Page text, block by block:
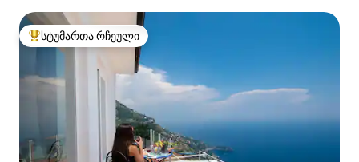
სტუმართა რჩეული მოწინავე ვარიანტი
სტუმართა რჩეული